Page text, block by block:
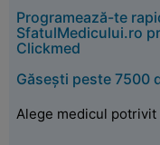
Programează-te
SfatulMedicului.ro
Clickmed
Găsești peste 7500
Alege medicul potrivit